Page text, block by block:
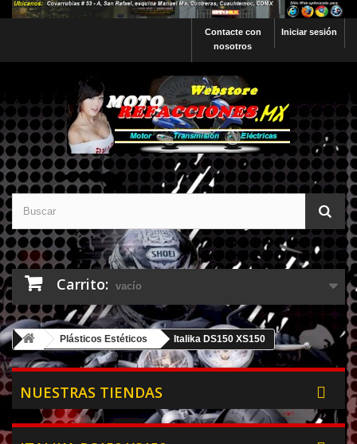
Iniciar sesión
Contacte con
nosotros
Carrito: vacío
Plásticos Estéticos Italika DS150 XS150
NUESTRAS TIENDAS